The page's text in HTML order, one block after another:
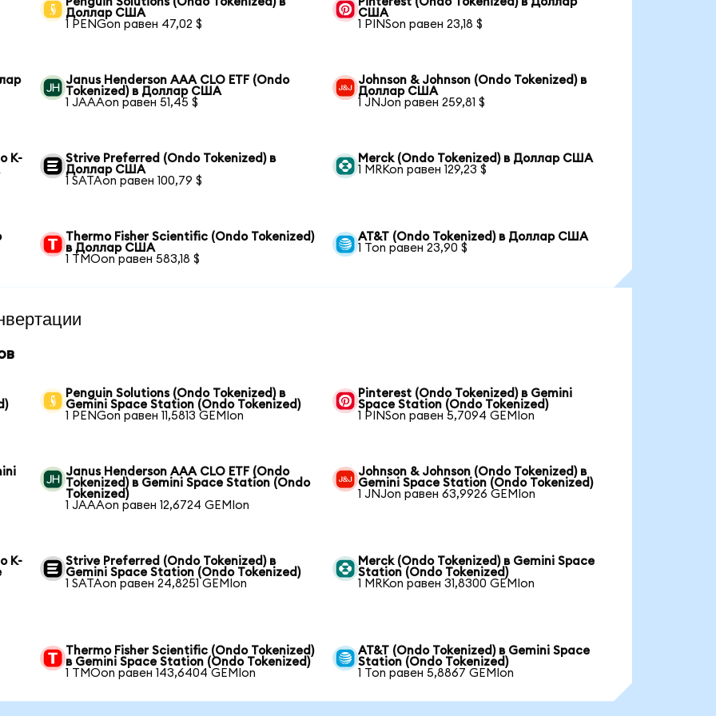
Доллар США
1 PENGon равен 47,02 $
США
1 PINSon равен 23,18 $
Janus Henderson AAA CLO ETF (Ondo
Tokenized) в Доллар США
1 JAAAon равен 51,45 $
Johnson & Johnson (Ondo Tokenized) в
Доллар США
1 JNJon равен 259,81 $
K-
Strive Preferred (Ondo Tokenized) в
Доллар США
1 SATAon равен 100,79 $
Merck (Ondo Tokenized) в Доллар США
1 MRKon равен 129,23 $
Thermo Fisher Scientific (Ondo Tokenized)
в Доллар США
1 TMOon равен 583,18 $
AT&T (Ondo Tokenized) в Доллар США
1 Ton равен 23,90 $
Penguin Solutions (Ondo Tokenized) в
Gemini Space Station (Ondo Tokenized)
1 PENGon равен 11,5813 GEMIon
Pinterest (Ondo Tokenized) в Gemini
Space Station (Ondo Tokenized)
1 PINSon равен 5,7094 GEMIon
Janus Henderson AAA CLO ETF (Ondo
Tokenized) в Gemini Space Station (Ondo
Tokenized)
1 JAAAon равен 12,6724 GEMIon
Johnson & Johnson (Ondo Tokenized) в
Gemini Space Station (Ondo Tokenized)
1 JNJon равен 63,9926 GEMIon
K-
Strive Preferred (Ondo Tokenized) в
Gemini Space Station (Ondo Tokenized)
1 SATAon равен 24,8251 GEMIon
Merck (Ondo Tokenized) в Gemini Space
Station (Ondo Tokenized)
1 MRKon равен 31,8300 GEMIon
Thermo Fisher Scientific (Ondo Tokenized)
в Gemini Space Station (Ondo Tokenized)
1 TMOon равен 143,6404 GEMIon
AT&T (Ondo Tokenized) в Gemini Space
Station (Ondo Tokenized)
1 Ton равен 5,8867 GEMIon